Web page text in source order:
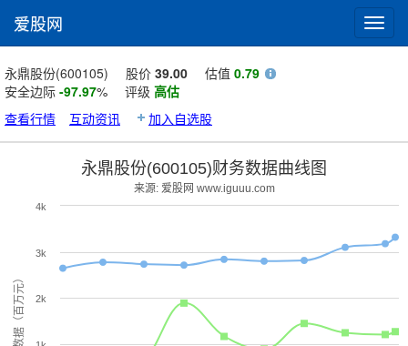
爱股网
永鼎股份(600105) 股价 39.00 估值 0.79
安全边际 -97.97% 评级 高估
查看行情
互动资讯 加入自选股
财务数据（百万元）
永鼎股份(600105)财务数据曲线图
来源: 爱股网 www.iguuu.com
2k
3k
4k